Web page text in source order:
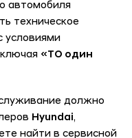
автомобиля
техническое
условиями
«ТО один
должно
Hyundai,
найти в сервисной